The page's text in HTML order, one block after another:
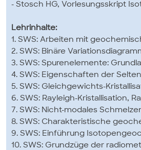
- Stosch HG, Vorlesungsskript
Lehrinhalte:
1. SWS: Arbeiten mit
2. SWS: Binäre
3. SWS: Spurenelemente:
4. SWS: Eigenschaften der
5. SWS: Gleichgewichts-
6. SWS: Rayleigh-Kristallisation,
7. SWS: Nicht-modales
8. SWS: Charakteristische
9. SWS: Einführung
10. SWS: Grundzüge der